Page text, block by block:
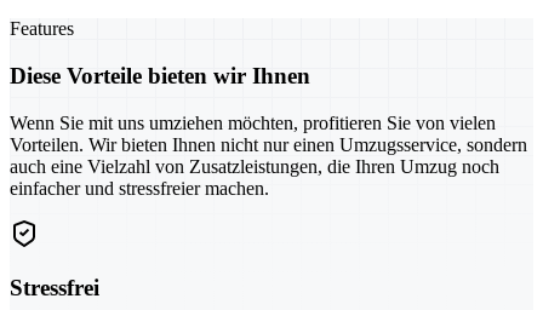
Features
Diese Vorteile bieten wir Ihnen
Wenn Sie mit uns umziehen möchten, profitieren Sie von vielen
Vorteilen. Wir bieten Ihnen nicht nur einen Umzugsservice, sondern
auch eine Vielzahl von Zusatzleistungen, die Ihren Umzug noch
einfacher und stressfreier machen.
Stressfrei